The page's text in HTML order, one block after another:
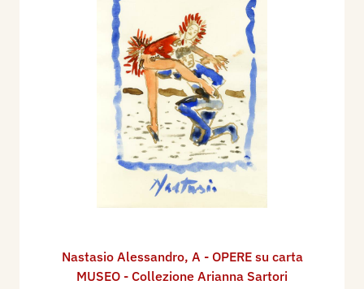
Nastasio Alessandro, A - OPERE su carta
MUSEO - Collezione Arianna Sartori